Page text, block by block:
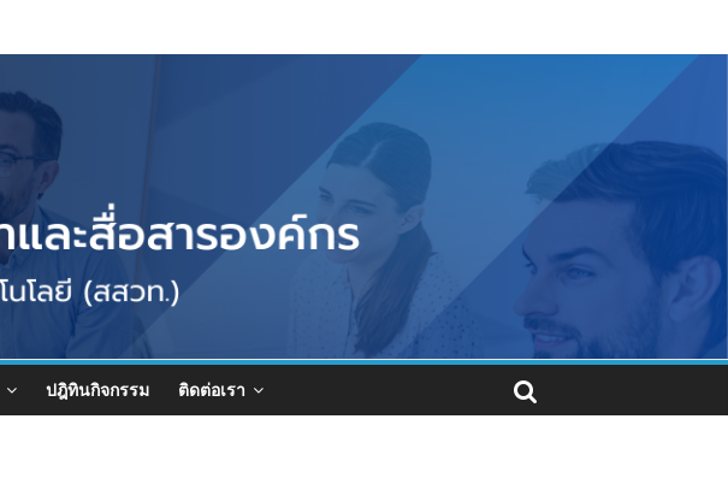
ปฎิทินกิจกรรม ติดต่อเรา